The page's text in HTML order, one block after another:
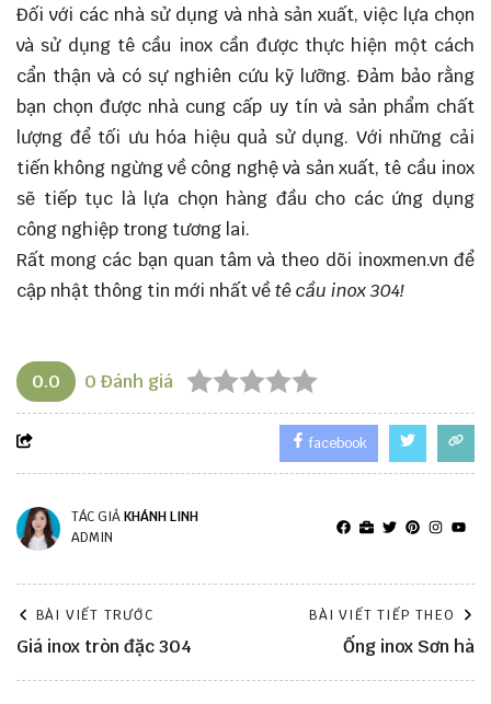
Đối với các nhà sử dụng và nhà sản xuất, việc lựa chọn
và sử dụng tê cầu inox cần được thực hiện một cách
cẩn thận và có sự nghiên cứu kỹ lưỡng. Đảm bảo rằng
bạn chọn được nhà cung cấp uy tín và sản phẩm chất
lượng để tối ưu hóa hiệu quả sử dụng. Với những cải
tiến không ngừng về công nghệ và sản xuất, tê cầu inox
sẽ tiếp tục là lựa chọn hàng đầu cho các ứng dụng
công nghiệp trong tương lai.
Rất mong các bạn quan tâm và theo dõi inoxmen.vn để
cập nhật thông tin mới nhất vềtê cầu inox 304!
0.0 0 Đánh giá
facebook
TÁC GIẢKHÁNH LINH
ADMIN
BÀI VIẾT TRƯỚC
Giá inox tròn đặc 304
BÀI VIẾT TIẾP THEO
Ống inox Sơn hà